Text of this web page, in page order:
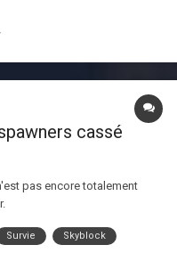
cassé
pas encore totalement
Survie Skyblock